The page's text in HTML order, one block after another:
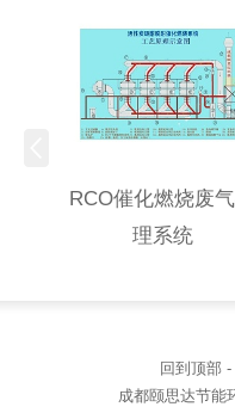
RCO催化燃烧废
理系统
回到顶部 -
成都颐思达节能